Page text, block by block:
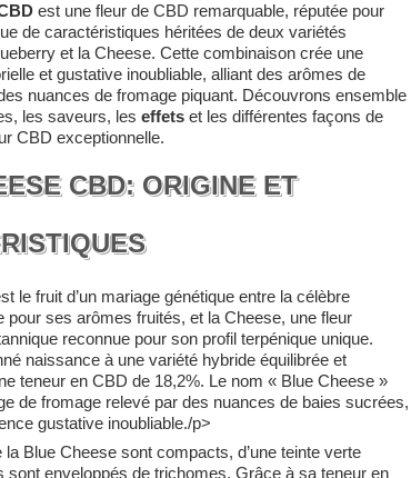
est une fleur de CBD remarquable, réputée pour
de caractéristiques héritées de deux variétés
et la Cheese. Cette combinaison crée une
et gustative inoubliable, alliant des arômes de
nuances de fromage piquant. Découvrons ensemble
les saveurs, les effets et les différentes façons de
CBD exceptionnelle.
CBD: ORIGINE ET
le fruit d’un mariage génétique entre la célèbre
pour ses arômes fruités, et la Cheese, une fleur
reconnue pour son profil terpénique unique.
naissance à une variété hybride équilibrée et
teneur en CBD de 18,2%. Le nom « Blue Cheese »
de fromage relevé par des nuances de baies sucrées,
gustative inoubliable./p>
la Blue Cheese sont compacts, d’une teinte verte
sont enveloppés de trichomes. Grâce à sa teneur en